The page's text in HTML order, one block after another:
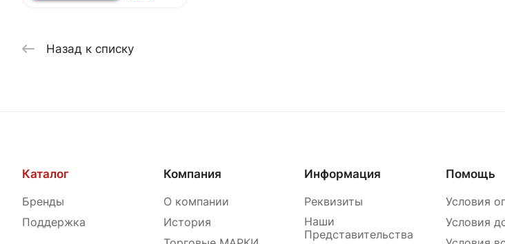
Назад к списку
Каталог
Бренды
Поддержка
Компания
О компании
История
Информация
Реквизиты
Наши
Представительства
Помощь
Условия
Условия